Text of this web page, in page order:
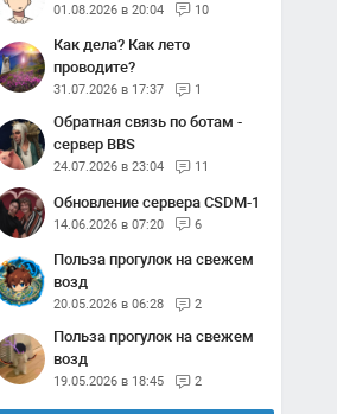
01.08.2026 в 20:04 10
Как дела? Как лето
проводите?
31.07.2026 в 17:37 1
Обратная связь по ботам -
сервер BBS
24.07.2026 в 23:04 11
Обновление сервера CSDM-1
14.06.2026 в 07:20 6
Польза прогулок на свежем
возд
20.05.2026 в 06:28 2
Польза прогулок на свежем
возд
19.05.2026 в 18:45 2